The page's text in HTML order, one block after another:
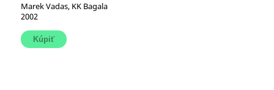
Marek Vadas, KK Bagala
2002